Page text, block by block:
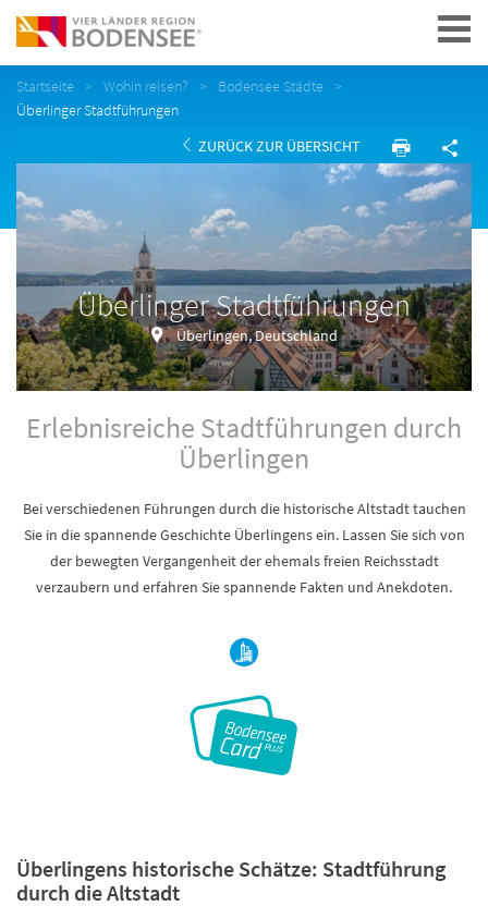
Navigation
Startseite Wohin reisen?
Bodensee Städte
Überlinger Stadtführungen
ZURÜCK ZUR ÜBERSICHT
Überlinger Stadtführungen
Überlingen, Deutschland
Erlebnisreiche Stadtführungen durch
Überlingen
Bei verschiedenen Führungen durch die historische Altstadt tauchen
Sie in die spannende Geschichte Überlingens ein. Lassen Sie sich von
der bewegten Vergangenheit der ehemals freien Reichsstadt
verzaubern und erfahren Sie spannende Fakten und Anekdoten.
Überlingens historische Schätze: Stadtführung
durch die Altstadt